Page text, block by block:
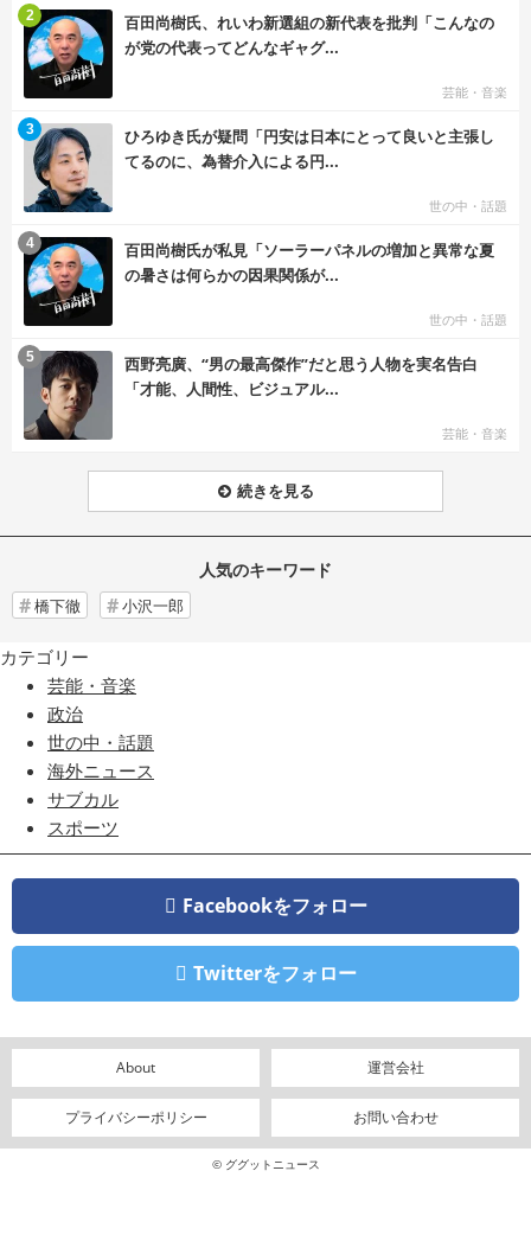
百田尚樹氏、れいわ新選組の新代表を批判「こんなの
が党の代表ってどんなギャグ...
芸能・音楽
2
ひろゆき氏が疑問「円安は日本にとって良いと主張し
てるのに、為替介入による円...
世の中・話題
3
百田尚樹氏が私見「ソーラーパネルの増加と異常な夏
の暑さは何らかの因果関係が...
世の中・話題
4
西野亮廣、“男の最高傑作”だと思う人物を実名告白
「才能、人間性、ビジュアル...
芸能・音楽
5
続きを見る
人気のキーワード
橋下徹 小沢一郎
カテゴリー
芸能・音楽
政治
世の中・話題
海外ニュース
サブカル
スポーツ
Facebookをフォロー
Twitterをフォロー
About 運営会社
プライバシーポリシー お問い合わせ
© ググットニュース